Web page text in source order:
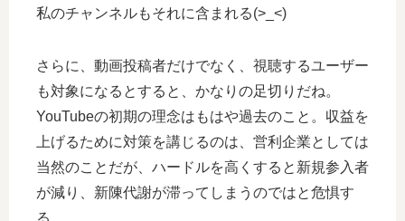
私のチャンネルもそれに含まれる(>_<)
さらに、動画投稿者だけでなく、視聴するユーザー
も対象になるとすると、かなりの足切りだね。
YouTubeの初期の理念はもはや過去のこと。収益を
上げるために対策を講じるのは、営利企業としては
当然のことだが、ハードルを高くすると新規参入者
が減り、新陳代謝が滞ってしまうのではと危惧す